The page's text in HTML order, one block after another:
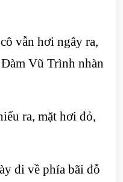
vẫn hơi ngây ra,
Vũ Trình nhàn
ra, mặt hơi đỏ,
đi về phía bãi đỗ